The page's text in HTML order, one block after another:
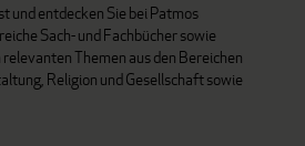
und entdecken Sie bei Patmos
Sach- und Fachbücher sowie
Themen aus den Bereichen
Religion und Gesellschaft sowie